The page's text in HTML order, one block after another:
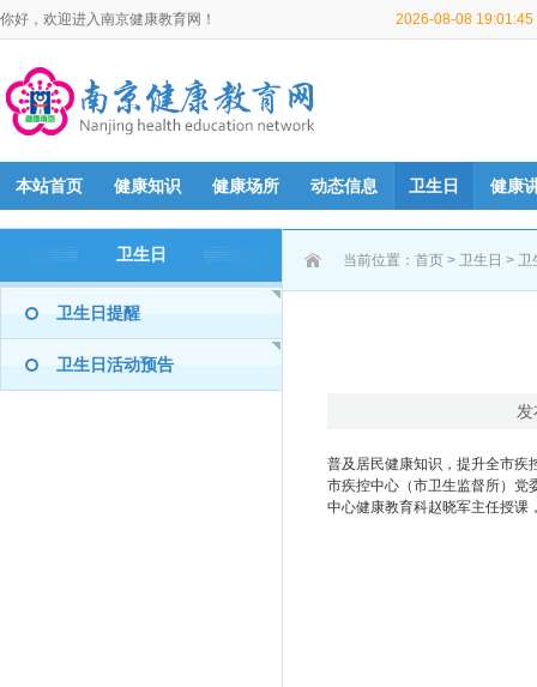
你好，欢迎进入南京健康教育网！ 2026-08-08 19:01:45
本站首页 健康知识 健康场所 动态信息 卫生日 健康
卫生日
卫生日提醒
卫生日活动预告
当前位置： 首页 > 卫生日 > 卫
普及居民健康知识，提升全市疾
市疾控中心（市卫生监督所）党
中心健康教育科赵晓军主任授课